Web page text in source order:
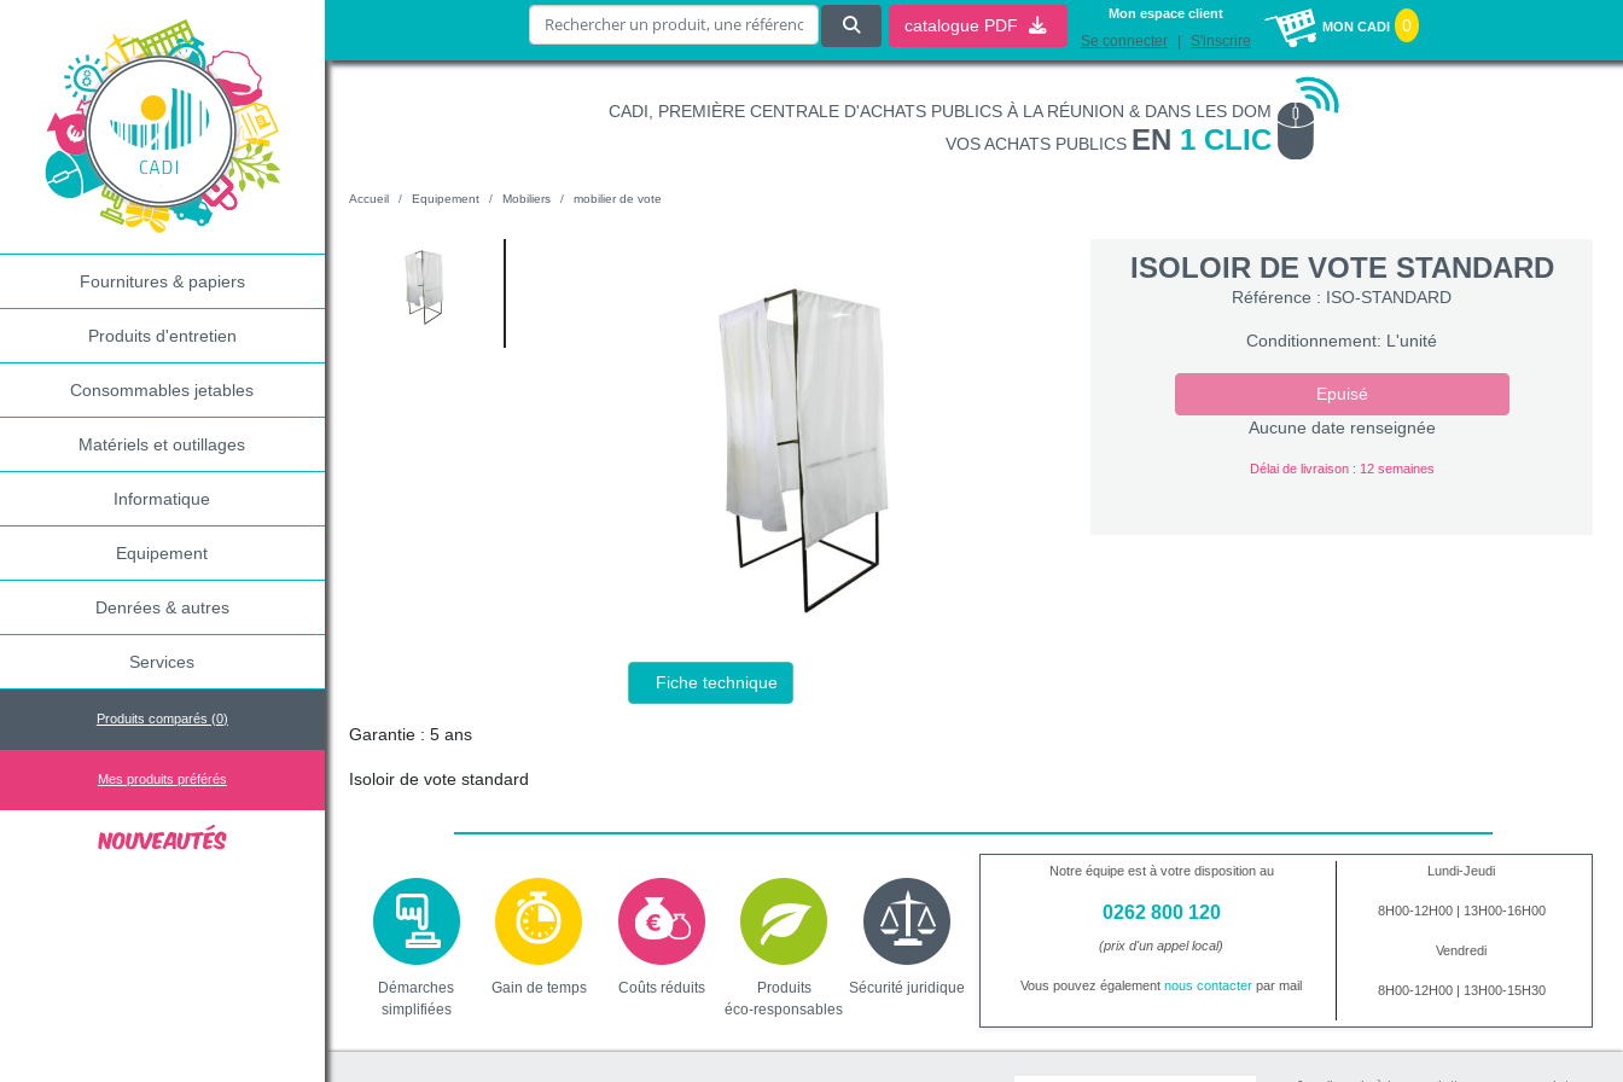
Fournitures & papiers
Produits d'entretien
Consommables jetables
Matériels et outillages
Informatique
Equipement
Denrées & autres
Services
Produits comparés (0)
Mes produits préférés
catalogue PDF
Mon espace client
Se connecter S'inscrire
MON CADI 0
CADI, PREMIÈRE CENTRALE D'ACHATS PUBLICS À LA RÉUNION & DANS LES DOM
VOS ACHATS PUBLICS EN 1 CLIC
Accueil Equipement Mobiliers mobilier de vote
Fiche technique
Garantie : 5 ans
Isoloir de vote standard
ISOLOIR DE VOTE STANDARD
Référence : ISO-STANDARD
Conditionnement: L'unité
Epuisé
Aucune date renseignée
Délai de livraison : 12 semaines
Démarches
simplifiées
Gain de temps Coûts réduits
Produits
éco-responsables
Sécurité juridique
Notre équipe est à votre disposition au
0262 800 120
(prix d'un appel local)
Vous pouvez égalementnous contacter par mail
Lundi-Jeudi
8H00-12H00 | 13H00-16H00
Vendredi
8H00-12H00 | 13H00-15H30